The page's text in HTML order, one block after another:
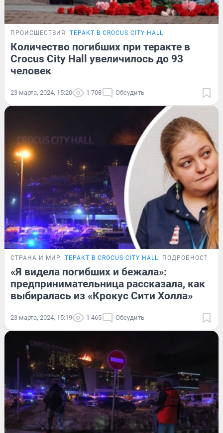
ПРОИСШЕСТВИЯ ТЕРАКТ В CROCUS CITY HALL
Количество погибших при теракте в
Crocus City Hall увеличилось до 93
человек
23 марта, 2024, 15:20 1 708 Обсудить
СТРАНА И МИР ТЕРАКТ В CROCUS CITY HALL ПОДРОБНОСТИ
«Я видела погибших и бежала»:
предпринимательница рассказала, как
выбиралась из «Крокус Сити Холла»
23 марта, 2024, 15:19 1 465 Обсудить